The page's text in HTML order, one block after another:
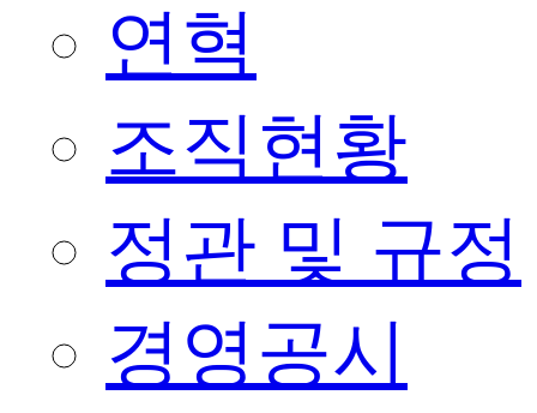
연혁
조직현황
정관 및 규정
경영공시